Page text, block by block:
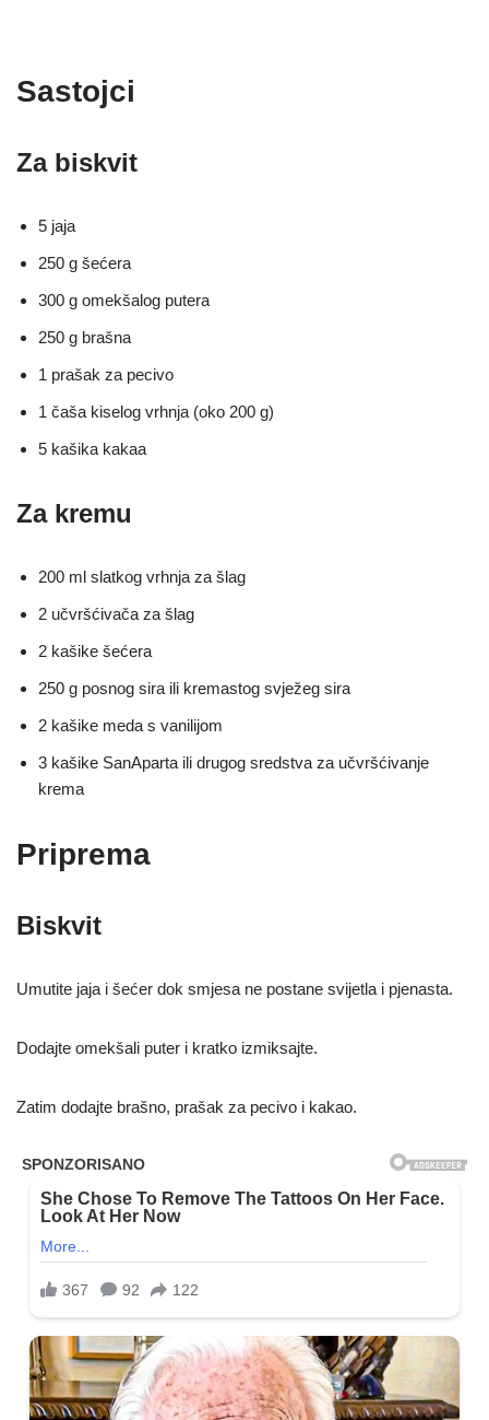
Sastojci
Za biskvit
5 jaja
250 g šećera
300 g omekšalog putera
250 g brašna
1 prašak za pecivo
1 čaša kiselog vrhnja (oko 200 g)
5 kašika kakaa
Za kremu
200 ml slatkog vrhnja za šlag
2 učvršćivača za šlag
2 kašike šećera
250 g posnog sira ili kremastog svježeg sira
2 kašike meda s vanilijom
3 kašike SanAparta ili drugog sredstva za učvršćivanje
krema
Priprema
Biskvit
Umutite jaja i šećer dok smjesa ne postane svijetla i pjenasta.
Dodajte omekšali puter i kratko izmiksajte.
Zatim dodajte brašno, prašak za pecivo i kakao.